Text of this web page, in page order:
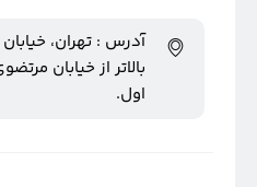
آدرس : تهران،
اول.